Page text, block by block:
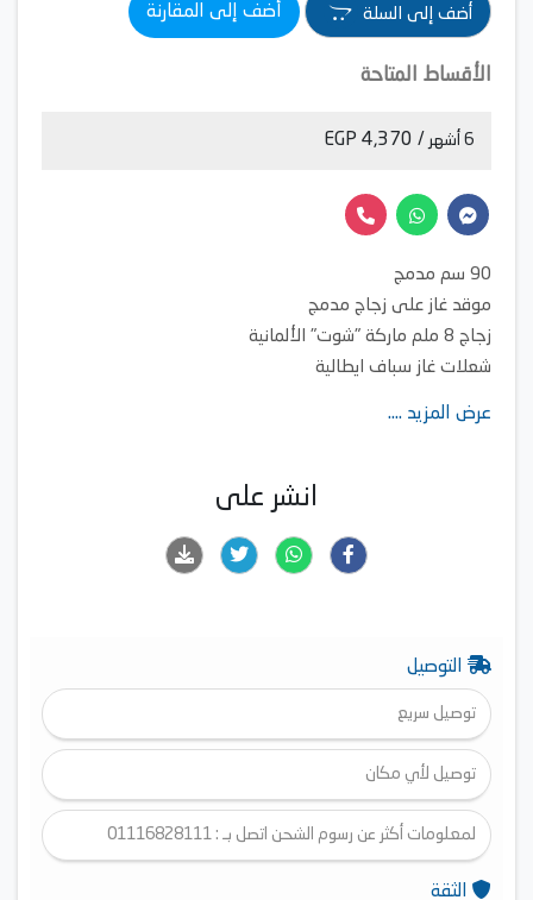
أضف إلى السلة أضف إلى المقارنة
الأقساط المتاحة
6 أشهر / 4,370 EGP
90 سم مدمج
موقد غاز على زجاج مدمج
زجاج 8 ملم ماركة "شوت" الألمانية
شعلات غاز سباف ايطالية
عرض المزيد ....
انشر على
التوصيل
توصيل سريع
توصيل لأي مكان
لمعلومات أكثر عن رسوم الشحن اتصل بـ : 01116828111
الثقة